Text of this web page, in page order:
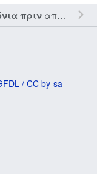
πριναπό τον την
/ CC by-sa